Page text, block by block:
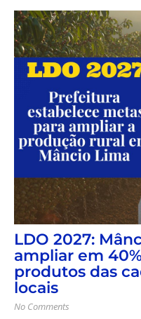
LDO 2027:
ampliar em
produtos das
locais
No Comments